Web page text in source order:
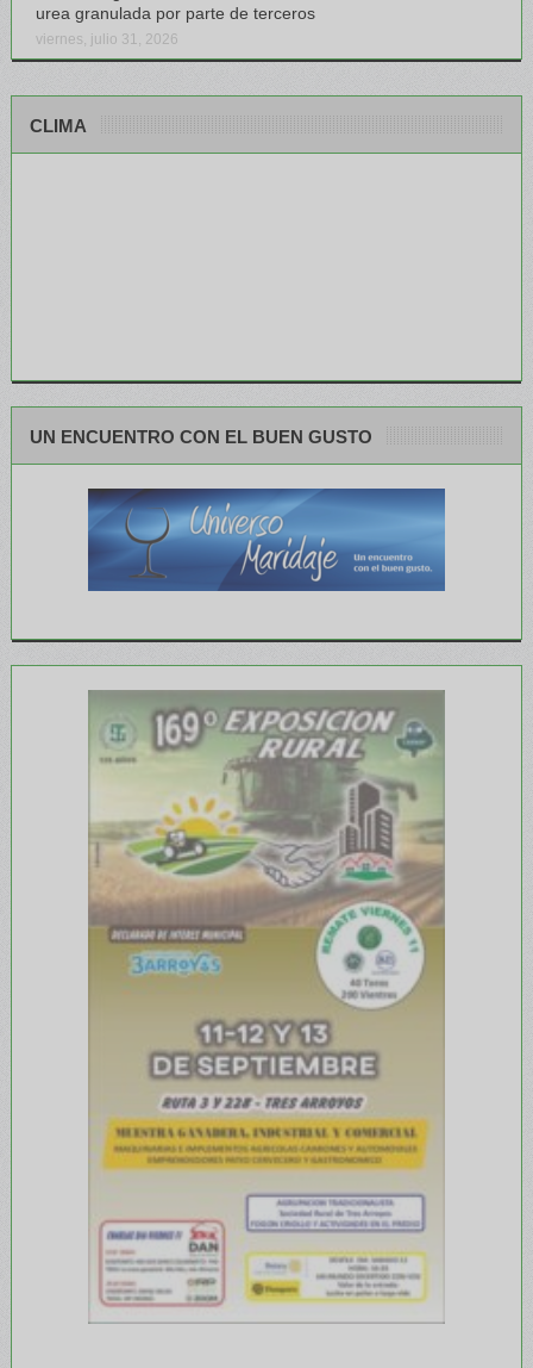
urea granulada por parte de terceros
viernes, julio 31, 2026
CLIMA
UN ENCUENTRO CON EL BUEN GUSTO